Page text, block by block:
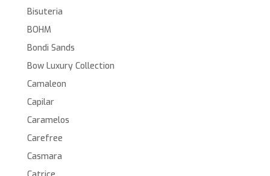
Bisuteria
BOHM
Bondi Sands
Bow Luxury Collection
Camaleon
Capilar
Caramelos
Carefree
Casmara